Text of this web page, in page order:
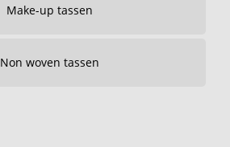
Make-up tassen
Non woven tassen